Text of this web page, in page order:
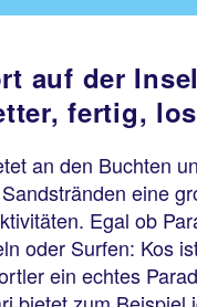
auf der
fertig,
an den Buchten
eine
Egal ob
oder Surfen: Kos
ein echtes